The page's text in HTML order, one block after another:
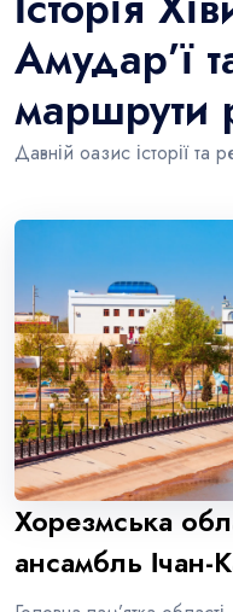
Амудар’ї
маршрути
Давній оазис історії та
Хорезмська
ансамбль Ічан-